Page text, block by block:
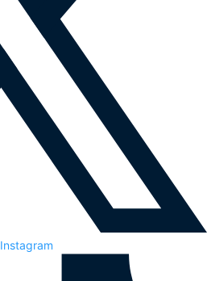
Instagram